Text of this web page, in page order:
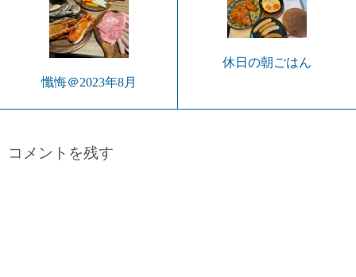
懺悔＠2023年8月
休日の朝ごはん
コメントを残す